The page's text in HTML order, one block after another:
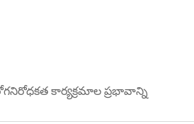
కార్యక్రమాల ప్రభావాన్ని